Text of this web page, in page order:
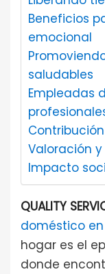
Beneficios
emocional
saludables
Empleadas
Valoración
Impacto
QUALITY
doméstico
hogar es el
donde